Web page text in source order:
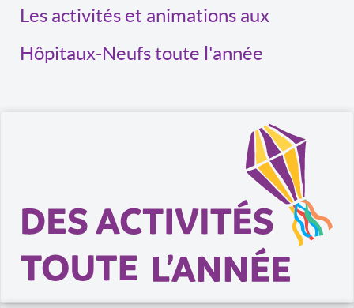
Les activités et animations aux
Hôpitaux-Neufs toute l'année